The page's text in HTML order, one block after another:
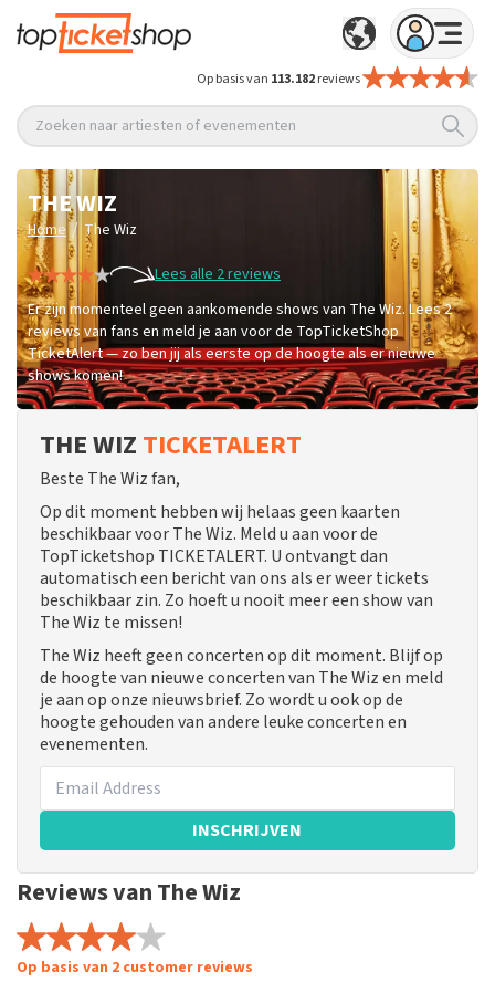
Op basis van 113.182reviews
Zoeken naar artiesten of evenementen
THE WIZ
Home / The Wiz
Lees alle 2 reviews
Er zijn momenteel geen aankomende shows van The Wiz. Lees 2
reviews van fans en meld je aan voor de TopTicketShop
TicketAlert — zo ben jij als eerste op de hoogte als er nieuwe
shows komen!
THE WIZ TICKETALERT
Beste The Wiz fan,
Op dit moment hebben wij helaas geen kaarten
beschikbaar voor The Wiz. Meld u aan voor de
TopTicketshop TICKETALERT. U ontvangt dan
automatisch een bericht van ons als er weer tickets
beschikbaar zin. Zo hoeft u nooit meer een show van
The Wiz te missen!
The Wiz heeft geen concerten op dit moment. Blijf op
de hoogte van nieuwe concerten van The Wiz en meld
je aan op onze nieuwsbrief. Zo wordt u ook op de
hoogte gehouden van andere leuke concerten en
evenementen.
INSCHRIJVEN
Reviews van The Wiz
Op basis van 2 customer reviews